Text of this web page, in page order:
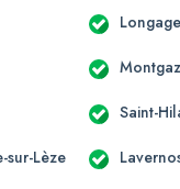
Saint-
sur-Lèze